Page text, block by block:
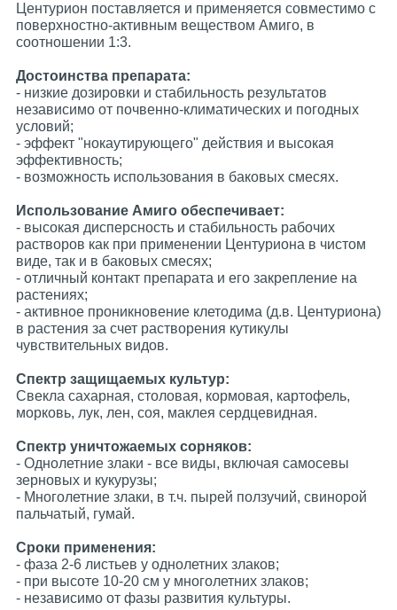
Центурион поставляется и применяется совместимо с
поверхностно-активным веществом Амиго, в
соотношении 1:3.
Достоинства препарата:
- низкие дозировки и стабильность результатов
независимо от почвенно-климатических и погодных
условий;
- эффект "нокаутирующего" действия и высокая
эффективность;
- возможность использования в баковых смесях.
Использование Амиго обеспечивает:
- высокая дисперсность и стабильность рабочих
растворов как при применении Центуриона в чистом
виде, так и в баковых смесях;
- отличный контакт препарата и его закрепление на
растениях;
- активное проникновение клетодима (д.в. Центуриона)
в растения за счет растворения кутикулы
чувствительных видов.
Спектр защищаемых культур:
Свекла сахарная, столовая, кормовая, картофель,
морковь, лук, лен, соя, маклея сердцевидная.
Спектр уничтожаемых сорняков:
- Однолетние злаки - все виды, включая самосевы
зерновых и кукурузы;
- Многолетние злаки, в т.ч. пырей ползучий, свинорой
пальчатый, гумай.
Сроки применения:
- фаза 2-6 листьев у однолетних злаков;
- при высоте 10-20 см у многолетних злаков;
- независимо от фазы развития культуры.